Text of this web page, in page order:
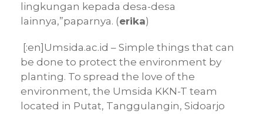
lingkungan kepada desa-desa
lainnya,”paparnya. (erika)
[:en]Umsida.ac.id – Simple things that can
be done to protect the environment by
planting. To spread the love of the
environment, the Umsida KKN-T team
located in Putat, Tanggulangin, Sidoarjo